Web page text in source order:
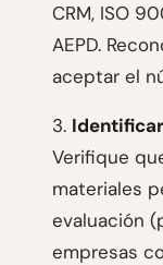
CRM, ISO
AEPD.
aceptar el
3.
Verifique
materiales
evaluación
empresas